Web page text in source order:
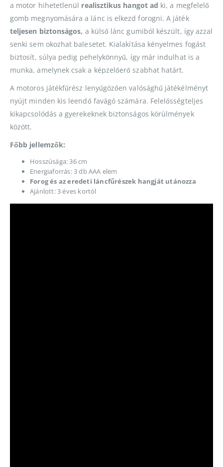
a motor hihetetlenül realisztikus hangot ad ki, a megfelelő
gomb megnyomására a lánc is elkezd forogni. A játék
teljesen biztonságos, a külső lánc gumiból készült, így azzal
senki sem okozhat balesetet. Kialakítása kényelmes fogást
biztosít, súlya pedig pehelykönnyű, így már indulhat is a
munka, amelynek csak a képzelőerő szabhat határt.
A motoros játékfűrész lenyűgözően valósághű játékélményt
nyújt minden kis leendő favágó számára. Felelősségteljes
kikapcsolódás a gyerekeknek biztonságos körülmények
között.
Főbb jellemzők:
Hosszúsága: 36 cm
Energiaforrás: 3 db AAA elem
Forog és az eredeti láncfűrészek hangját utánozza
Ajánlott: 3 éves kortól